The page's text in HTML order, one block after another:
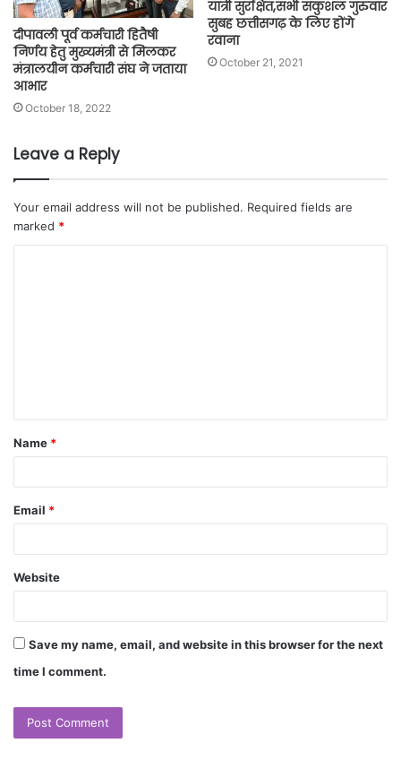
दीपावली पूर्व कर्मचारी हितैषी
निर्णय हेतु मुख्यमंत्री से मिलकर
मंत्रालयीन कर्मचारी संघ ने जताया
आभार
October 18, 2022
यात्री सुरक्षित,सभी सकुशल गुरुवार
सुबह छत्तीसगढ़ के लिए होंगे
रवाना
October 21, 2021
Leave a Reply
Your email address will not be published. Required fields are
marked *
Name *
Email *
Website
Save my name, email, and website in this browser for the next
time I comment.